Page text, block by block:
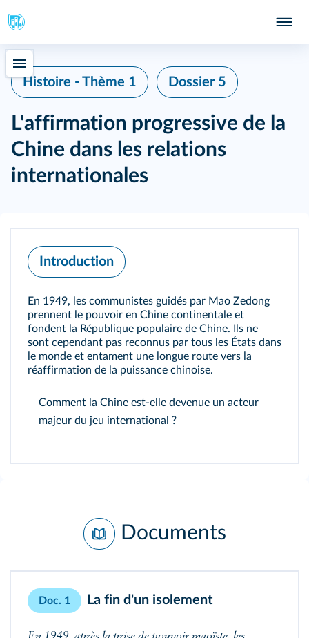
Histoire - Thème 1 Dossier 5
L'affirmation progressive de la
Chine dans les relations
internationales
Introduction
En 1949, les communistes guidés par Mao Zedong
prennent le pouvoir en Chine continentale et
fondent la République populaire de Chine. Ils ne
sont cependant pas reconnus par tous les États dans
le monde et entament une longue route vers la
réaffirmation de la puissance chinoise.
Comment la Chine est-elle devenue un acteur
majeur du jeu international ?
Documents
Doc. 1 La fin d'un isolement